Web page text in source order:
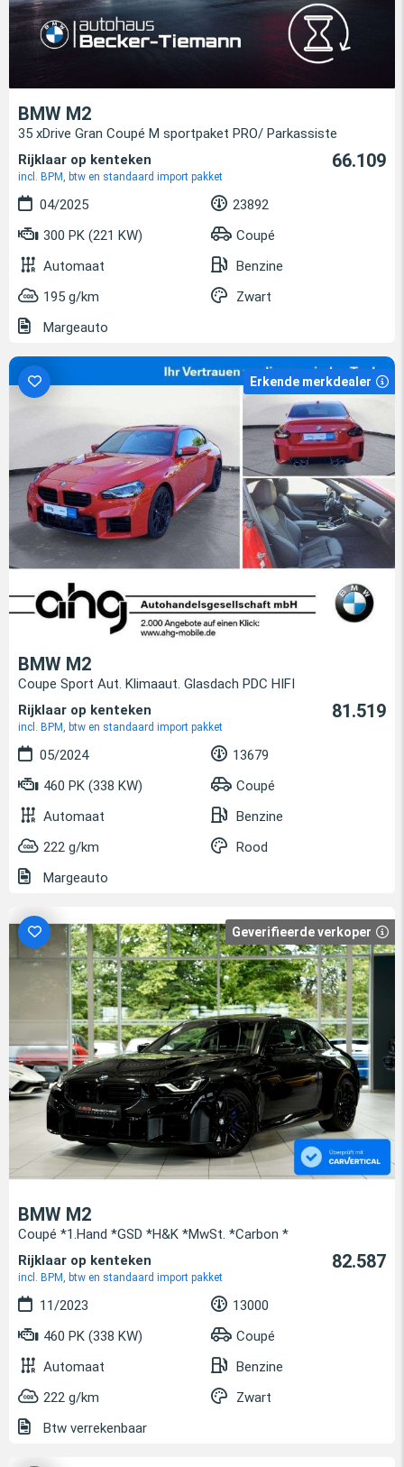
BMW M2
35 xDrive Gran Coupé M sportpaket PRO/ Parkassiste
Rijklaar op kenteken
incl. BPM, btw en standaard import pakket
66.109
04/2025
23892
300 PK (221 KW)
Coupé
Automaat
Benzine
195 g/km
Zwart
Margeauto
Erkende merkdealer
BMW M2
Coupe Sport Aut. Klimaaut. Glasdach PDC HIFI
Rijklaar op kenteken
incl. BPM, btw en standaard import pakket
81.519
05/2024
13679
460 PK (338 KW)
Coupé
Automaat
Benzine
222 g/km
Rood
Margeauto
Geverifieerde verkoper
BMW M2
Coupé *1.Hand *GSD *H&K *MwSt. *Carbon *
Rijklaar op kenteken
incl. BPM, btw en standaard import pakket
82.587
11/2023
13000
460 PK (338 KW)
Coupé
Automaat
Benzine
222 g/km
Zwart
Btw verrekenbaar